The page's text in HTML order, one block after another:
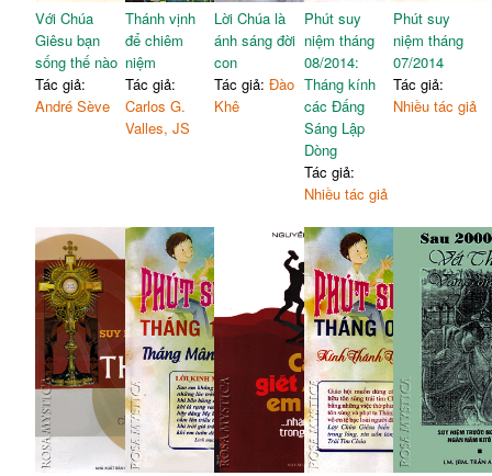
Với Chúa
Giêsu bạn
sống thế nào
Tác giả:
André Sève
Thánh vịnh
để chiêm
niệm
Tác giả:
Carlos G.
Valles, JS
Lời Chúa là
ánh sáng đời
con
Tác giả:Đào
Khê
Phút suy
niệm tháng
08/2014:
Tháng kính
các Đấng
Sáng Lập
Dòng
Tác giả:
Nhiều tác giả
Phút suy
niệm tháng
07/2014
Tác giả:
Nhiều tác giả